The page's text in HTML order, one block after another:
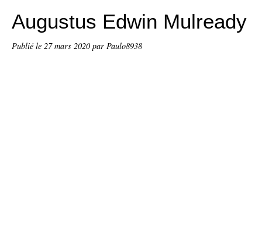
Augustus Edwin Mulready
Publié le 27 mars 2020par Paulo8938